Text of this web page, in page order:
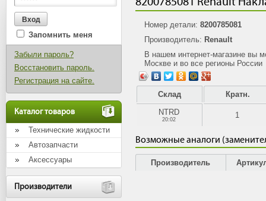
Запомнить меня
Забыли пароль?
Восстановить пароль.
Регистрация на сайте.
Каталог товаров
Технические жидкости
Автозапчасти
Аксессуары
Производители
Номер детали: 8200785081
Производитель: Renault
В нашем интернет-магазине вы
Москве и во все регионы России
Склад
Кратн.
NTRD
20:02 1
Возможные аналоги
Производитель